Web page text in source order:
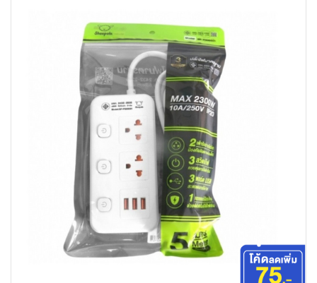
เครื่องดื่มและผงชงดื่ม
เครื่องปรุงรสและของแห้ง
ขนมขบเคี้ยว และช็อคโกแลต
อาหารสด ผัก ผลไม้และเบเกอรี่
พระเครื่อง test pop